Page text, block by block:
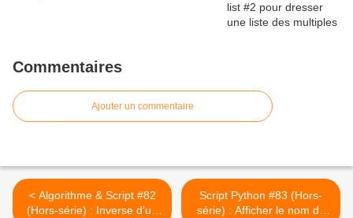
Commentaires
Ajouter un commentaire
< Algorithme & Script #82
(Hors-série) : Inverse d'un
Script Python #83 (Hors-
série) : Afficher le nom de